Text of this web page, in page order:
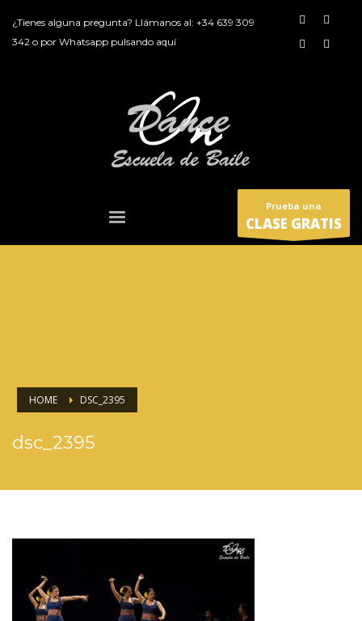
¿Tienes alguna pregunta? Llámanos al: +34 639 309
342 o por Whatsapp pulsando aquí
Prueba una
CLASE GRATIS
HOME DSC_2395
dsc_2395